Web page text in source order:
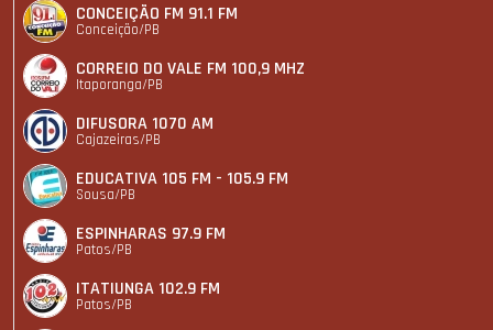
CONCEIÇÃO FM 91.1 FM
Conceição/PB
CORREIO DO VALE FM 100,9 MHZ
Itaporanga/PB
DIFUSORA 1070 AM
Cajazeiras/PB
EDUCATIVA 105 FM - 105.9 FM
Sousa/PB
ESPINHARAS 97.9 FM
Patos/PB
ITATIUNGA 102.9 FM
Patos/PB